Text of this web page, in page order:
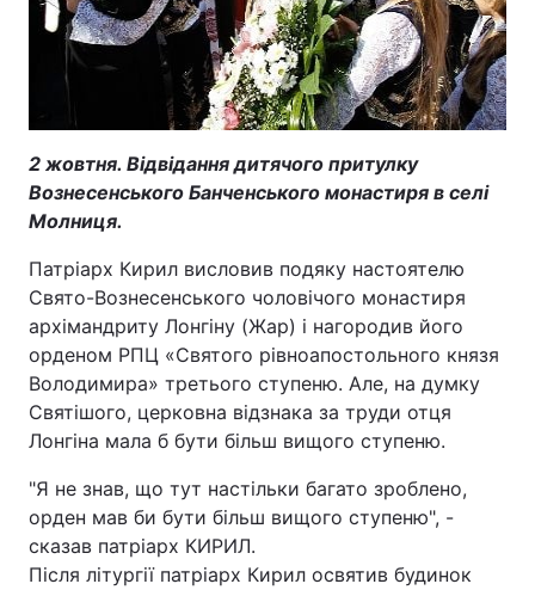
2 жовтня. Відвідання дитячого притулку
Вознесенського Банченського монастиря в селі
Молниця.
Патріарх Кирил висловив подяку настоятелю
Свято-Вознесенського чоловічого монастиря
архімандриту Лонгіну (Жар) і нагородив його
орденом РПЦ «Святого рівноапостольного князя
Володимира» третього ступеню. Але, на думку
Святішого, церковна відзнака за труди отця
Лонгіна мала б бути більш вищого ступеню.
"Я не знав, що тут настільки багато зроблено,
орден мав би бути більш вищого ступеню", -
сказав патріарх КИРИЛ.
Після літургії патріарх Кирил освятив будинок